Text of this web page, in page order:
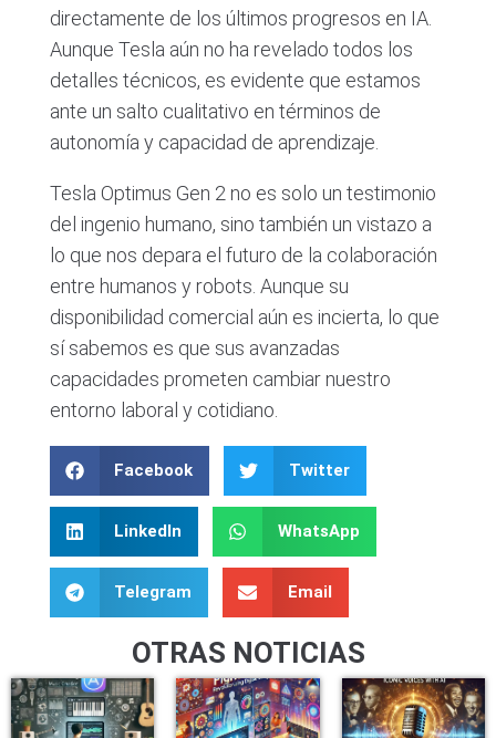
directamente de los últimos progresos en IA.
Aunque Tesla aún no ha revelado todos los
detalles técnicos, es evidente que estamos
ante un salto cualitativo en términos de
autonomía y capacidad de aprendizaje.
Tesla Optimus Gen 2 no es solo un testimonio
del ingenio humano, sino también un vistazo a
lo que nos depara el futuro de la colaboración
entre humanos y robots. Aunque su
disponibilidad comercial aún es incierta, lo que
sí sabemos es que sus avanzadas
capacidades prometen cambiar nuestro
entorno laboral y cotidiano.
Facebook Twitter
LinkedIn WhatsApp
Telegram Email
OTRAS NOTICIAS